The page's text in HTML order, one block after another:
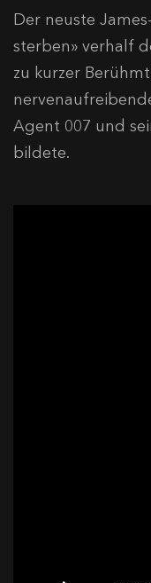
Der neuste
sterben» verhalf
zu kurzer
Agent 007 und
bildete.